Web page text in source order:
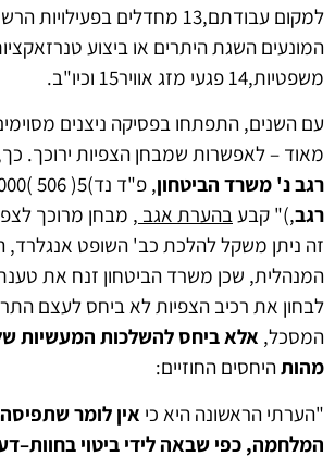
למקום עבודתם,13 מחדלים
המונעים השגת היתרים או ביצוע
משפטיות,14 פגעי מזג אוויר15 וכיו"ב.
עם השנים, התפתחו בפסיקה ניצנים
מאוד – לאפשרות שמבחן הצפיות ירוכך. כך, בע"א
רגב נ' משרד הביטחון, פ"ד נד)5( 506 )2000( (להלן: "
רגב,)" קבעבהערת אגב , מבחן מרוכך
זה ניתן משקל להלכת כב' השופט
המנהלית, שכן משרד הביטחון זנח את טענת
לבחון את רכיב הצפיות לא ביחס לעצם
המסכל, אלא ביחס להשלכות המעשיות
מהותהיחסים החוזיים:
"הערתי הראשונה היא כי אין לומר
המלחמה, כפי שבאה לידי ביטוי בחוות–